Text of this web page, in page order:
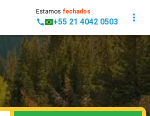
Estamos fechados
+55 21 4042 0503